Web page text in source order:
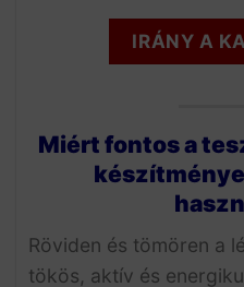
IRÁNY A
Miért fontos a
Röviden és tömören a
tökös, aktív és